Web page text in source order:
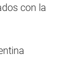
con la